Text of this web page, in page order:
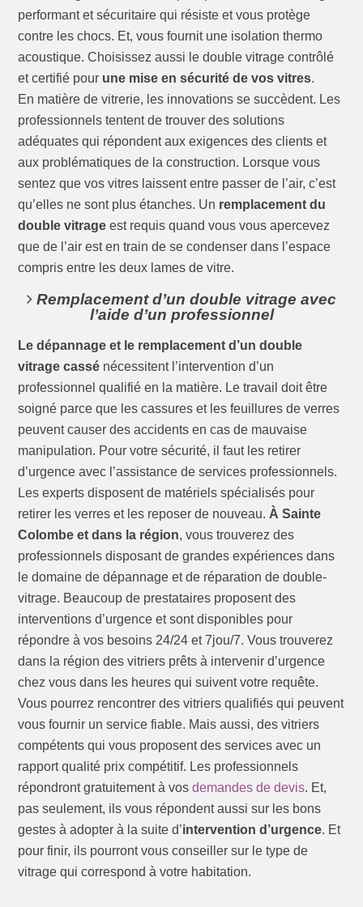
performant et sécuritaire qui résiste et vous protège
contre les chocs. Et, vous fournit une isolation thermo
acoustique. Choisissez aussi le double vitrage contrôlé
et certifié pour une mise en sécurité de vos vitres.
En matière de vitrerie, les innovations se succèdent. Les
professionnels tentent de trouver des solutions
adéquates qui répondent aux exigences des clients et
aux problématiques de la construction. Lorsque vous
sentez que vos vitres laissent entre passer de l’air, c’est
qu’elles ne sont plus étanches. Un remplacement du
double vitrage est requis quand vous vous apercevez
que de l’air est en train de se condenser dans l’espace
compris entre les deux lames de vitre.
Remplacement d’un double vitrage avec
l’aide d’un professionnel
Le dépannage et le remplacement d’un double
vitrage cassé nécessitent l’intervention d’un
professionnel qualifié en la matière. Le travail doit être
soigné parce que les cassures et les feuillures de verres
peuvent causer des accidents en cas de mauvaise
manipulation. Pour votre sécurité, il faut les retirer
d’urgence avec l’assistance de services professionnels.
Les experts disposent de matériels spécialisés pour
retirer les verres et les reposer de nouveau.À Sainte
Colombe et dans la région, vous trouverez des
professionnels disposant de grandes expériences dans
le domaine de dépannage et de réparation de double-
vitrage. Beaucoup de prestataires proposent des
interventions d’urgence et sont disponibles pour
répondre à vos besoins 24/24 et 7jou/7. Vous trouverez
dans la région des vitriers prêts à intervenir d’urgence
chez vous dans les heures qui suivent votre requête.
Vous pourrez rencontrer des vitriers qualifiés qui peuvent
vous fournir un service fiable. Mais aussi, des vitriers
compétents qui vous proposent des services avec un
rapport qualité prix compétitif. Les professionnels
répondront gratuitement à vosdemandes de devis. Et,
pas seulement, ils vous répondent aussi sur les bons
gestes à adopter à la suite d’intervention d’urgence. Et
pour finir, ils pourront vous conseiller sur le type de
vitrage qui correspond à votre habitation.